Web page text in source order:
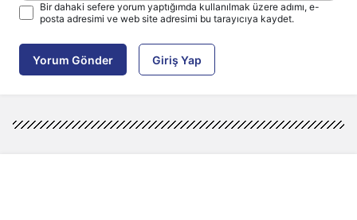
Bir dahaki sefere yorum yaptığımda kullanılmak üzere adımı, e-
posta adresimi ve web site adresimi bu tarayıcıya kaydet.
Yorum Gönder Giriş Yap